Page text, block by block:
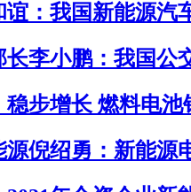
谊：我国新能源汽
长李小鹏：我国公
稳步增长 燃料电池
源倪绍勇：新能源